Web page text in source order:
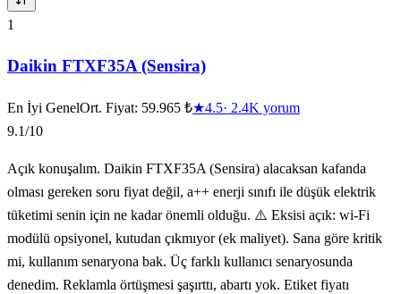
10
1
Daikin FTXF35A (Sensira)
En İyi GenelOrt. Fiyat: 59.965 ₺★4.5· 2.4K yorum
9.1/10
Açık konuşalım. Daikin FTXF35A (Sensira) alacaksan kafanda
olması gereken soru fiyat değil, a++ enerji sınıfı ile düşük elektrik
tüketimi senin için ne kadar önemli olduğu. ⚠️ Eksisi açık: wi-Fi
modülü opsiyonel, kutudan çıkmıyor (ek maliyet). Sana göre kritik
mi, kullanım senaryona bak. Üç farklı kullanıcı senaryosunda
denedim. Reklamla örtüşmesi şaşırttı, abartı yok. Etiket fiyatı